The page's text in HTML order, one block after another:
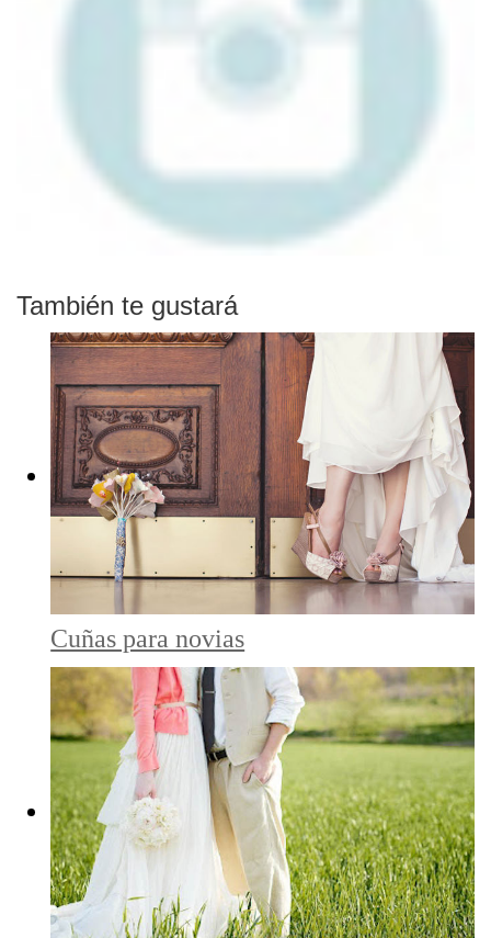
También te gustará
Cuñas para novias